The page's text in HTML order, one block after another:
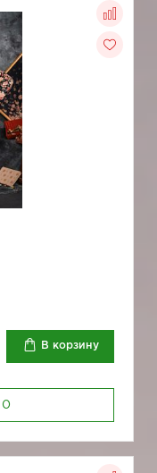
В корзину
0